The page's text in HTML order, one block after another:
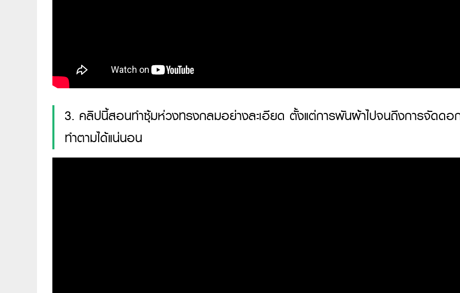
3. คลิปนี้สอนทำซุ้มห่วงทรงกลมอย่างละเอียด ตั้งแต่การพันผ้าไปจนถึงการจัดดอ
ทำตามได้แน่นอน